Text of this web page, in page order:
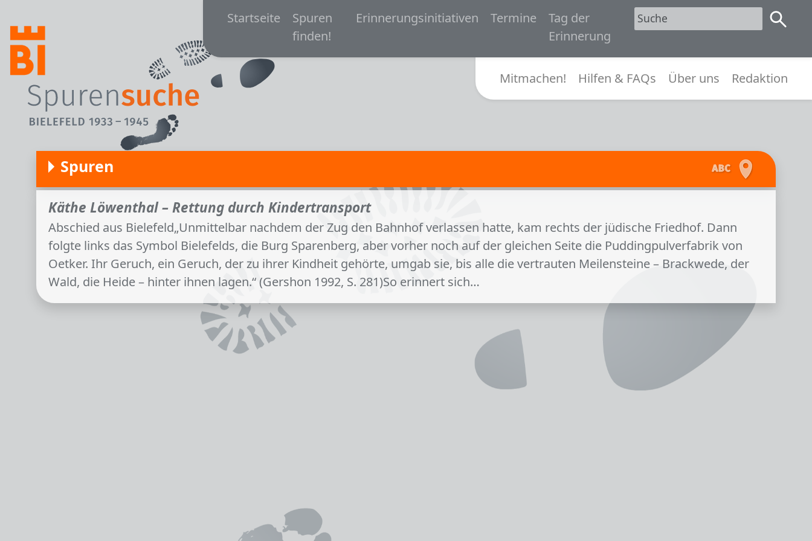
Zur Startseite von Spurensuche Bielefeld 1933-1945
Main navigation
Startseite
Spuren
finden!
Erinnerungsinitiativen Termine
Tag der
Erinnerung
Submenü
Mitmachen! Hilfen & FAQs Über uns Redaktion
Spuren
Käthe Löwenthal – Rettung durch Kindertransport
Abschied aus Bielefeld„Unmittelbar nachdem der Zug den Bahnhof verlassen hatte, kam rechts der jüdische Friedhof. Dann
folgte links das Symbol Bielefelds, die Burg Sparenberg, aber vorher noch auf der gleichen Seite die Puddingpulverfabrik von
Oetker. Ihr Geruch, ein Geruch, der zu ihrer Kindheit gehörte, umgab sie, bis alle die vertrauten Meilensteine – Brackwede, der
Wald, die Heide – hinter ihnen lagen.“ (Gershon 1992, S. 281)So erinnert sich…